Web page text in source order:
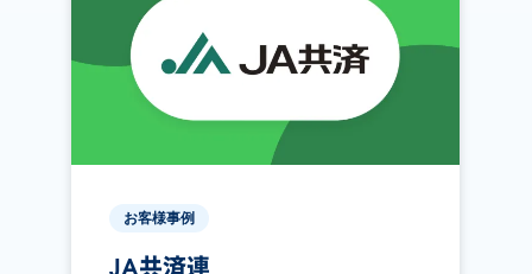
お客様事例
JA共済連